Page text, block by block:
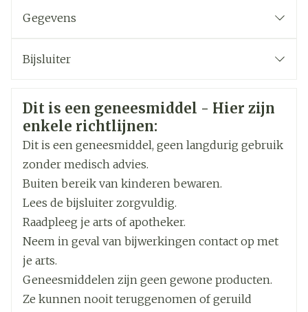
geneesmiddelen met azolen (geneesmiddelen
(geneesmiddelen tegen bacteriële infecties)
Toe te dienen in 2 doses per dag
Dag 2: 100 mg/dag
Dag 4: 300 mg/dag
Vanaf dag 4: de dosering aanpassen tot het
gewoonlijk effectieve dosisinterval (300 tot 450
mg/dag)
Gebruikelijke werkzame dosisbereik van 300 tot
450 mg/dag
Onderhoudsdosering: 150 tot 750 mg/dag
Toe te dienen in 2 doses per dag
Startdosering
Dag 1: 100 mg/dag
Gegevens
Merken Sandoz
Breedte 45 mm
Lengte 105 mm
Diepte 36 mm
Hoeveelheid
Verpakking
60
Bijsluiter
Veiligheidsinformatie
Dit is een geneesmiddel - Hier zijn
enkele richtlijnen:
Dit is een geneesmiddel, geen langdurig gebruik
zonder medisch advies.
Buiten bereik van kinderen bewaren.
Lees de bijsluiter zorgvuldig.
Raadpleeg je arts of apotheker.
Neem in geval van bijwerkingen contact op met
je arts.
Geneesmiddelen zijn geen gewone producten.
Ze kunnen nooit teruggenomen of geruild